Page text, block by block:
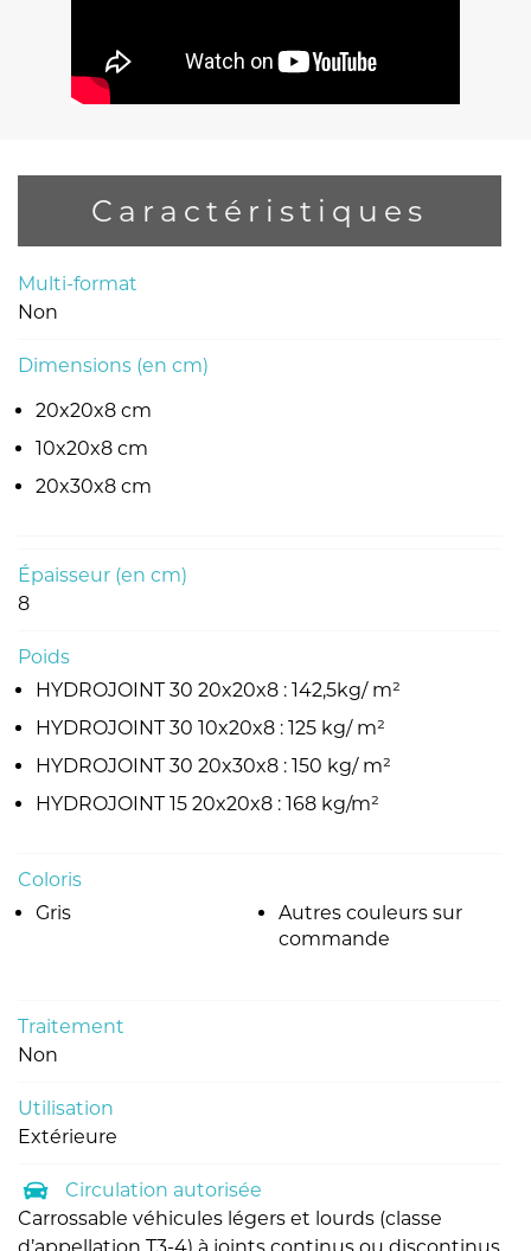
Caractéristiques
Multi-format
Non
Dimensions (en cm)
20x20x8 cm
10x20x8 cm
20x30x8 cm
Épaisseur (en cm)
8
Poids
HYDROJOINT 30 20x20x8 : 142,5kg/ m²
HYDROJOINT 30 10x20x8 : 125 kg/ m²
HYDROJOINT 30 20x30x8 : 150 kg/ m²
HYDROJOINT 15 20x20x8 : 168 kg/m²
Coloris
Gris
Autres couleurs sur
commande
Traitement
Non
Utilisation
Extérieure
Circulation autorisée
Carrossable véhicules légers et lourds (classe